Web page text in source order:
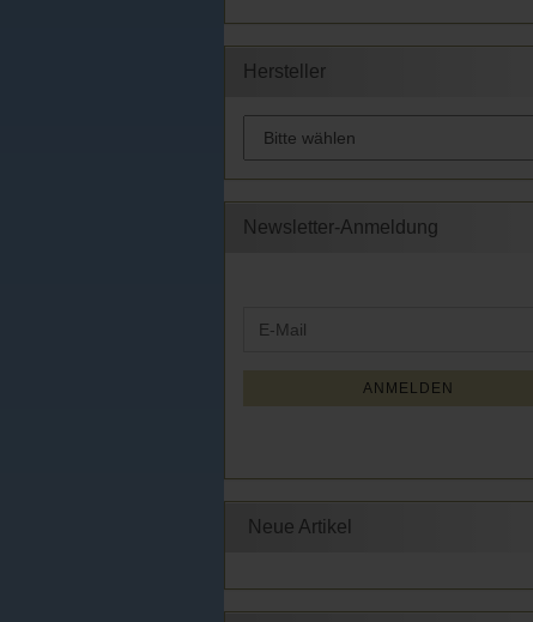
Hersteller
Newsletter-Anmeldung
ZUR
E-
ANMELDEN
Neue Artikel